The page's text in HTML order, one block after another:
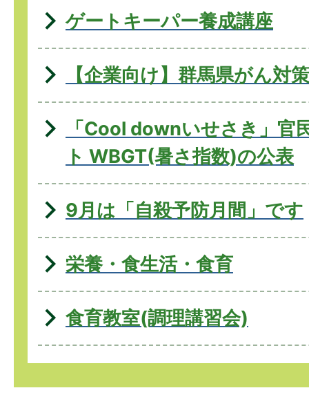
ゲートキーパー養成講座
【企業向け】群馬県がん対
「Cool downいせさき」官
ト WBGT(暑さ指数)の公表
9月は「自殺予防月間」です
栄養・食生活・食育
食育教室(調理講習会)